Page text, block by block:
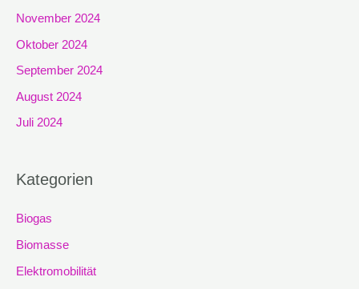
November 2024
Oktober 2024
September 2024
August 2024
Juli 2024
Kategorien
Biogas
Biomasse
Elektromobilität